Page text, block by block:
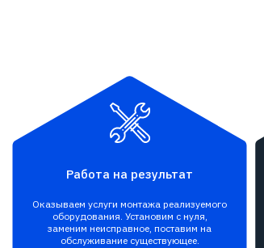
Работа на результат
Оказываем услуги монтажа реализуемого
оборудования. Установим с нуля,
заменим неисправное, поставим на
обслуживание существующее.